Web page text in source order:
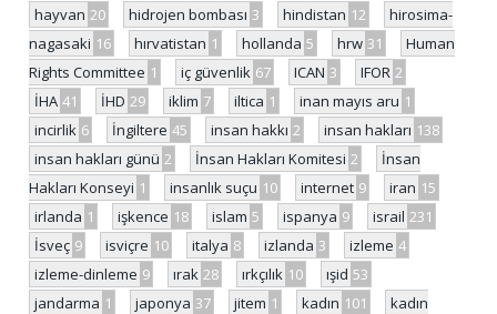
hayvan 20 hidrojen bombası 3 hindistan 12
hirosima-
nagasaki 16 hırvatistan 1 hollanda 5 hrw 31
Human
Rights Committee 1 iç güvenlik 67 ICAN 3 IFOR 2
İHA 41 İHD 29 iklim 7 iltica 1 inan mayıs aru 1
incirlik 6 İngiltere 45 insan hakkı 2 insan hakları 138
insan hakları günü 2 İnsan Hakları Komitesi 2
İnsan
Hakları Konseyi 1 insanlık suçu 10 internet 9 iran 15
irlanda 1 işkence 18 islam 5 ispanya 9 israil 231
İsveç 9 isviçre 10 italya 8 izlanda 3 izleme 4
izleme-dinleme 9 ırak 28 ırkçılık 10 ışid 53
jandarma 1 japonya 37 jitem 1 kadın 101
kadın